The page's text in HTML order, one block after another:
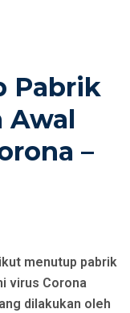
Pabrik
Awal
–
menutup pabrik
virus Corona
dilakukan oleh